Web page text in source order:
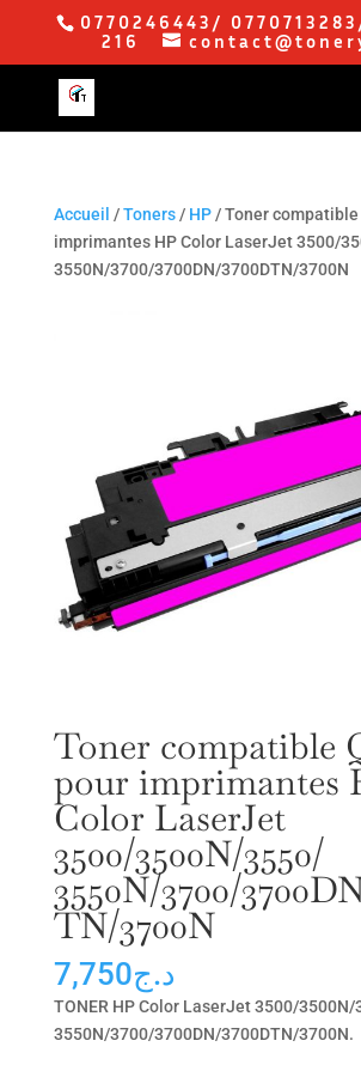
0770246443/
216
Accueil /Toners/ HP/ Toner compatible
imprimantes HP Color LaserJet 3500/
3550N/3700/3700DN/3700DTN/3700N
Toner compatible
pour imprimantes
Color LaserJet
3500/3500N/3550/
3550N/3700/
TN/3700N
د.ج7,750
TONER HP Color LaserJet 3500/3500N/
3550N/3700/3700DN/3700DTN/3700N.